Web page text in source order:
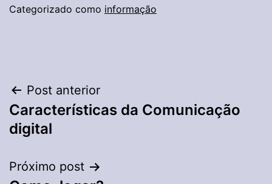
Categorizado como informação
Navegação
de
Post anterior
Características da Comunicação
digital
Próximo post